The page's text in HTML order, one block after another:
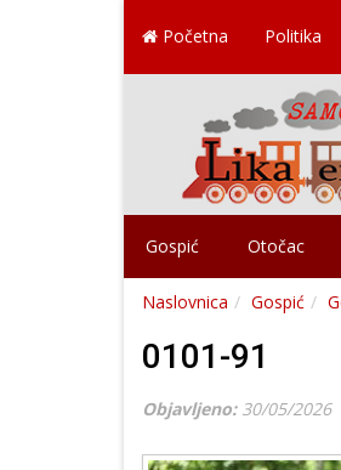
Početna Politika
Gospić Otočac
Naslovnica Gospić
0101-91
Objavljeno: 30/05/2026